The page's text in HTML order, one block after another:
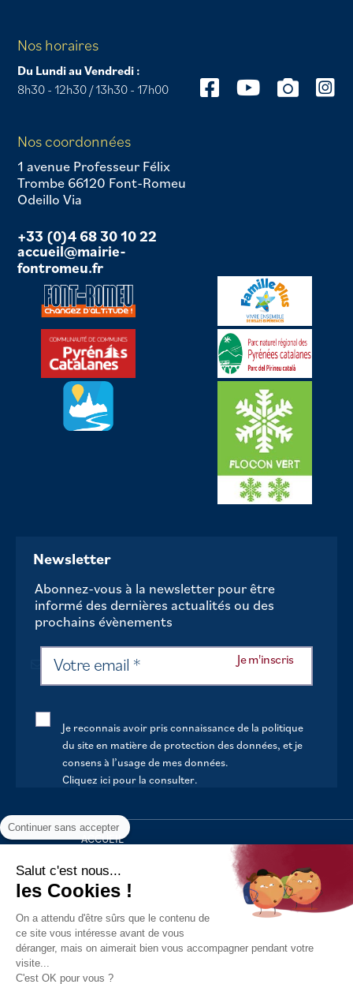
Nos horaires
Du Lundi au Vendredi :
8h30 - 12h30 / 13h30 - 17h00
Nos coordonnées
1 avenue Professeur Félix
Trombe 66120 Font-Romeu
Odeillo Via
+33 (0)4 68 30 10 22
accueil@mairie-
fontromeu.fr
Newsletter
Abonnez-vous à la newsletter pour être
informé des dernières actualités ou des
prochains évènements
Je reconnais avoir pris connaissance de la politique
du site en matière de protection des données, et je
consens à l’usage de mes données.
Cliquez ici pour la consulter.
ACCUEIL
VOTRE MAIRIE
VOTRE QUOTIDIEN
AU FIL DE LA VIE
LOISIRS
S’INFORMER
Continuer sans accepter
Salut c'est nous...
les Cookies !
On a attendu d'être sûrs que le contenu de
ce site vous intéresse avant de vous
déranger, mais on aimerait bien vous accompagner pendant votre
visite...
C'est OK pour vous ?